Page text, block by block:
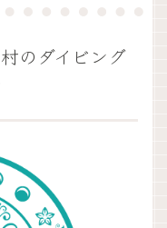
のダイビング